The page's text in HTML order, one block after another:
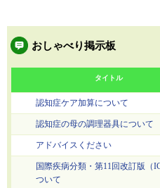
おしゃべり掲示板
タイトル
認知症ケア加算について
認知症の母の調理器具について
アドバイスください
国際疾病分類・第11回改訂版（
ついて